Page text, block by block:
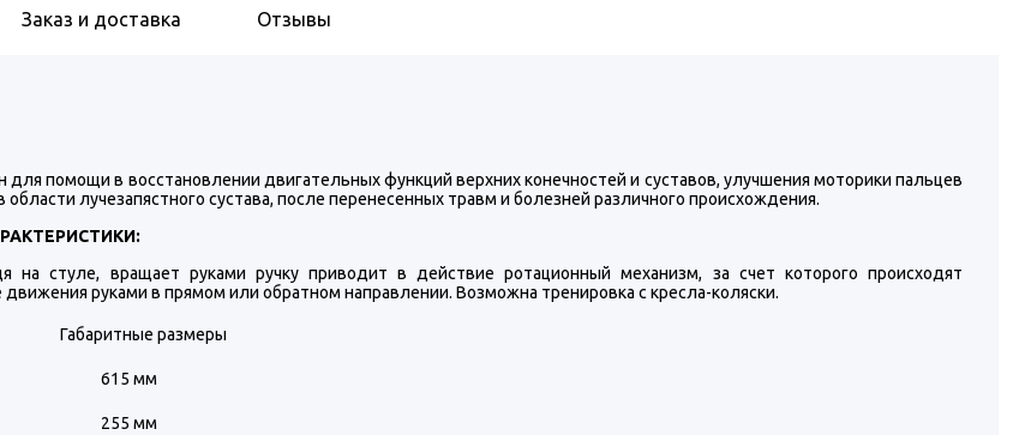
Заказ и доставка Отзывы
для помощи в восстановлении двигательных функций верхних конечностей и суставов, улучшения моторики пальцев
области лучезапястного сустава, после перенесенных травм и болезней различного происхождения.
на стуле, вращает руками ручку приводит в действие ротационный механизм, за счет которого происходят
руками в прямом или обратном направлении. Возможна тренировка с кресла-коляски.
Габаритные размеры
615 мм
255 мм